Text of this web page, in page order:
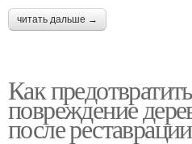
читать дальше →
Как
повреждение
после реставрации